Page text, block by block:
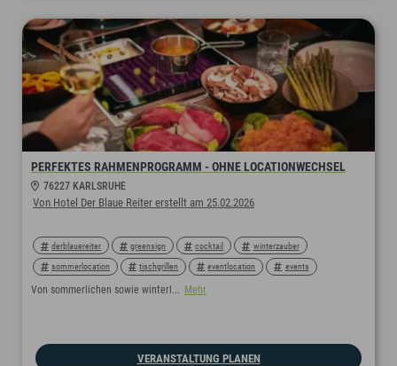
PERFEKTES RAHMENPROGRAMM - OHNE LOCATIONWECHSEL
76227 KARLSRUHE
Von Hotel Der Blaue Reiter erstellt am 25.02.2026
derblauereiter greensign cocktail winterzauber
sommerlocation tischgrillen eventlocation events
dinner rahmenprogramm
Von sommerlichen sowie winterl... Mehr
VERANSTALTUNG PLANEN